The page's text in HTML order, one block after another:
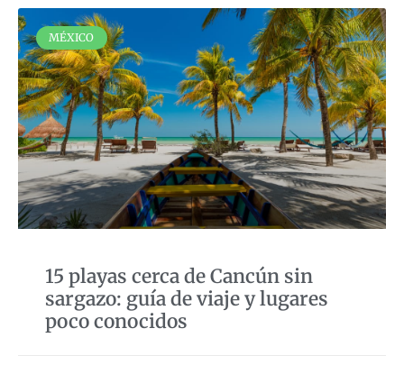
MÉXICO
15 playas cerca de Cancún sin
sargazo: guía de viaje y lugares
poco conocidos